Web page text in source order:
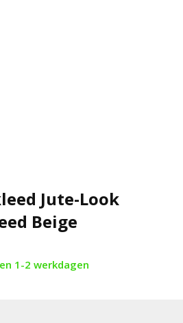
Jute-Look
Beige
1-2 werkdagen